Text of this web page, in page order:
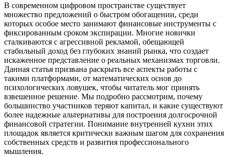
В современном цифровом пространстве существует
множество предложений о быстром обогащении, среди
которых особое место занимают финансовые инструменты с
фиксированным сроком экспирации. Многие новички
сталкиваются с агрессивной рекламой, обещающей
стабильный доход без глубоких знаний рынка, что создает
искаженное представление о реальных механизмах торговли.
Данная статья призвана раскрыть все аспекты работы с
такими платформами, от математических основ до
психологических ловушек, чтобы читатель мог принять
взвешенное решение. Мы подробно рассмотрим, почему
большинство участников теряют капитал, и какие существуют
более надежные альтернативы для построения долгосрочной
финансовой стратегии. Понимание внутренней кухни этих
площадок является критически важным шагом для сохранения
собственных средств и развития профессионального
мышления.